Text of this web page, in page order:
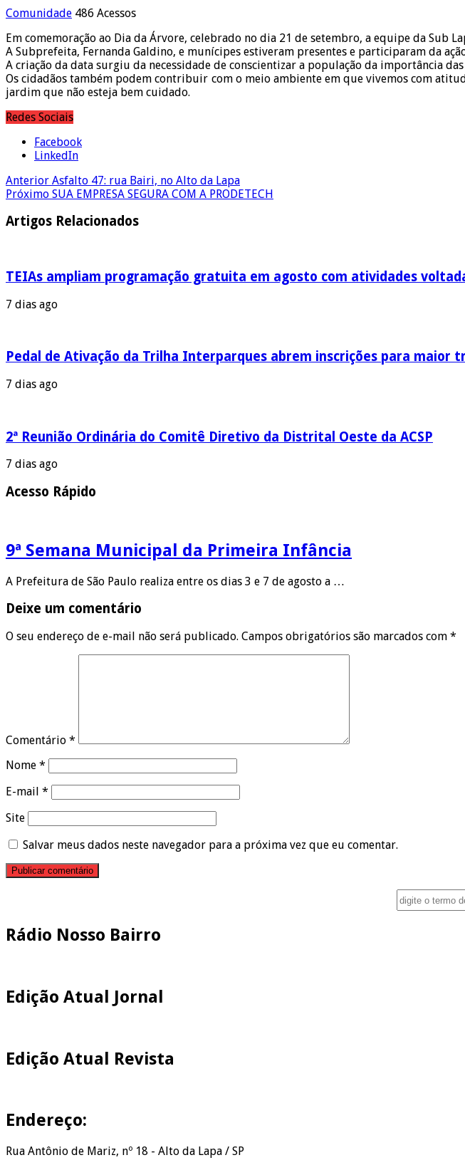
Comunidade 486 Acessos
Em comemoração ao Dia da Árvore, celebrado no dia 21 de setembro, a equipe da Sub
A Subprefeita, Fernanda Galdino, e munícipes estiveram presentes e participaram da
A criação da data surgiu da necessidade de conscientizar a população da importância
Os cidadãos também podem contribuir com o meio ambiente em que vivemos com
jardim que não esteja bem cuidado.
Redes Sociais
Facebook
LinkedIn
Anterior Asfalto 47: rua Bairi, no Alto da Lapa
Próximo SUA EMPRESA SEGURA COM A PRODETECH
Artigos Relacionados
TEIAs ampliam programação gratuita em agosto com atividades
7 dias ago
Pedal de Ativação da Trilha Interparques abrem inscrições para maior
7 dias ago
2ª Reunião Ordinária do Comitê Diretivo da Distrital Oeste da ACSP
7 dias ago
Acesso Rápido
9ª Semana Municipal da Primeira Infância
A Prefeitura de São Paulo realiza entre os dias 3 e 7 de agosto a …
Deixe um comentário
O seu endereço de e-mail não será publicado. Campos obrigatórios são marcados com *
Comentário *
Nome *
E-mail *
Site
Salvar meus dados neste navegador para a próxima vez que eu comentar.
Rádio Nosso Bairro
Edição Atual Jornal
Edição Atual Revista
Endereço:
Rua Antônio de Mariz, nº 18 - Alto da Lapa / SP